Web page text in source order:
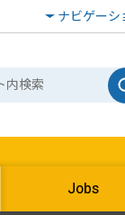
ナビゲーシ
Jobs